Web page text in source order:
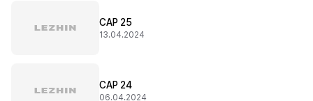
CAP 25
13.04.2024
CAP 24
06.04.2024